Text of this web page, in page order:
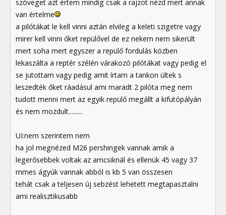
szöveget azt értem mindig csak a rajzot nézd mert annak
van értelme
a pilótákat le kell vinni aztán elvileg a keleti szigetre vagy
mirer kell vinni őket repülővel de ez nekem nem sikerült
mert soha mert egyszer a repülő fordulás közben
lekaszálta a reptér szélén várakozó pilótákat vagy pedig el
se jutottam vagy pedig amit írtam a tankon ültek s
leszedték őket ráadásul ami maradt 2 pilóta meg nem
tudott menni mert az egyik repülő megállt a kifutópályán
és nem mozdult.........
UI:nem szerintem nem
ha jol megnézed M26 pershingek vannak amik a
legerősebbek voltak az amcsiknál és ellenük 45 vagy 37
mmes ágyúk vannak abból is kb 5 van összesen
tehát csak a teljesen új sebzést lehetett megtapasztalni
ami realisztikusabb